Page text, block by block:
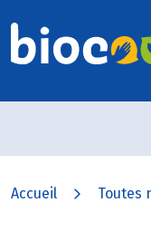
Accueil Toutes